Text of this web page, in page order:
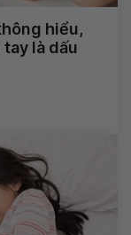
hiểu,
là dấu